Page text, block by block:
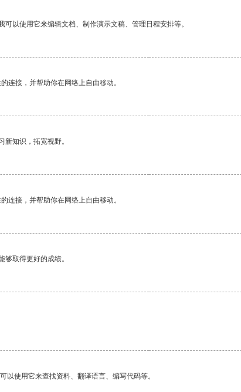
以使用它来编辑文档、制作演示文稿、管理日程安排等。
连接，并帮助你在网络上自由移动。
知识，拓宽视野。
连接，并帮助你在网络上自由移动。
取得更好的成绩。
以使用它来查找资料、翻译语言、编写代码等。